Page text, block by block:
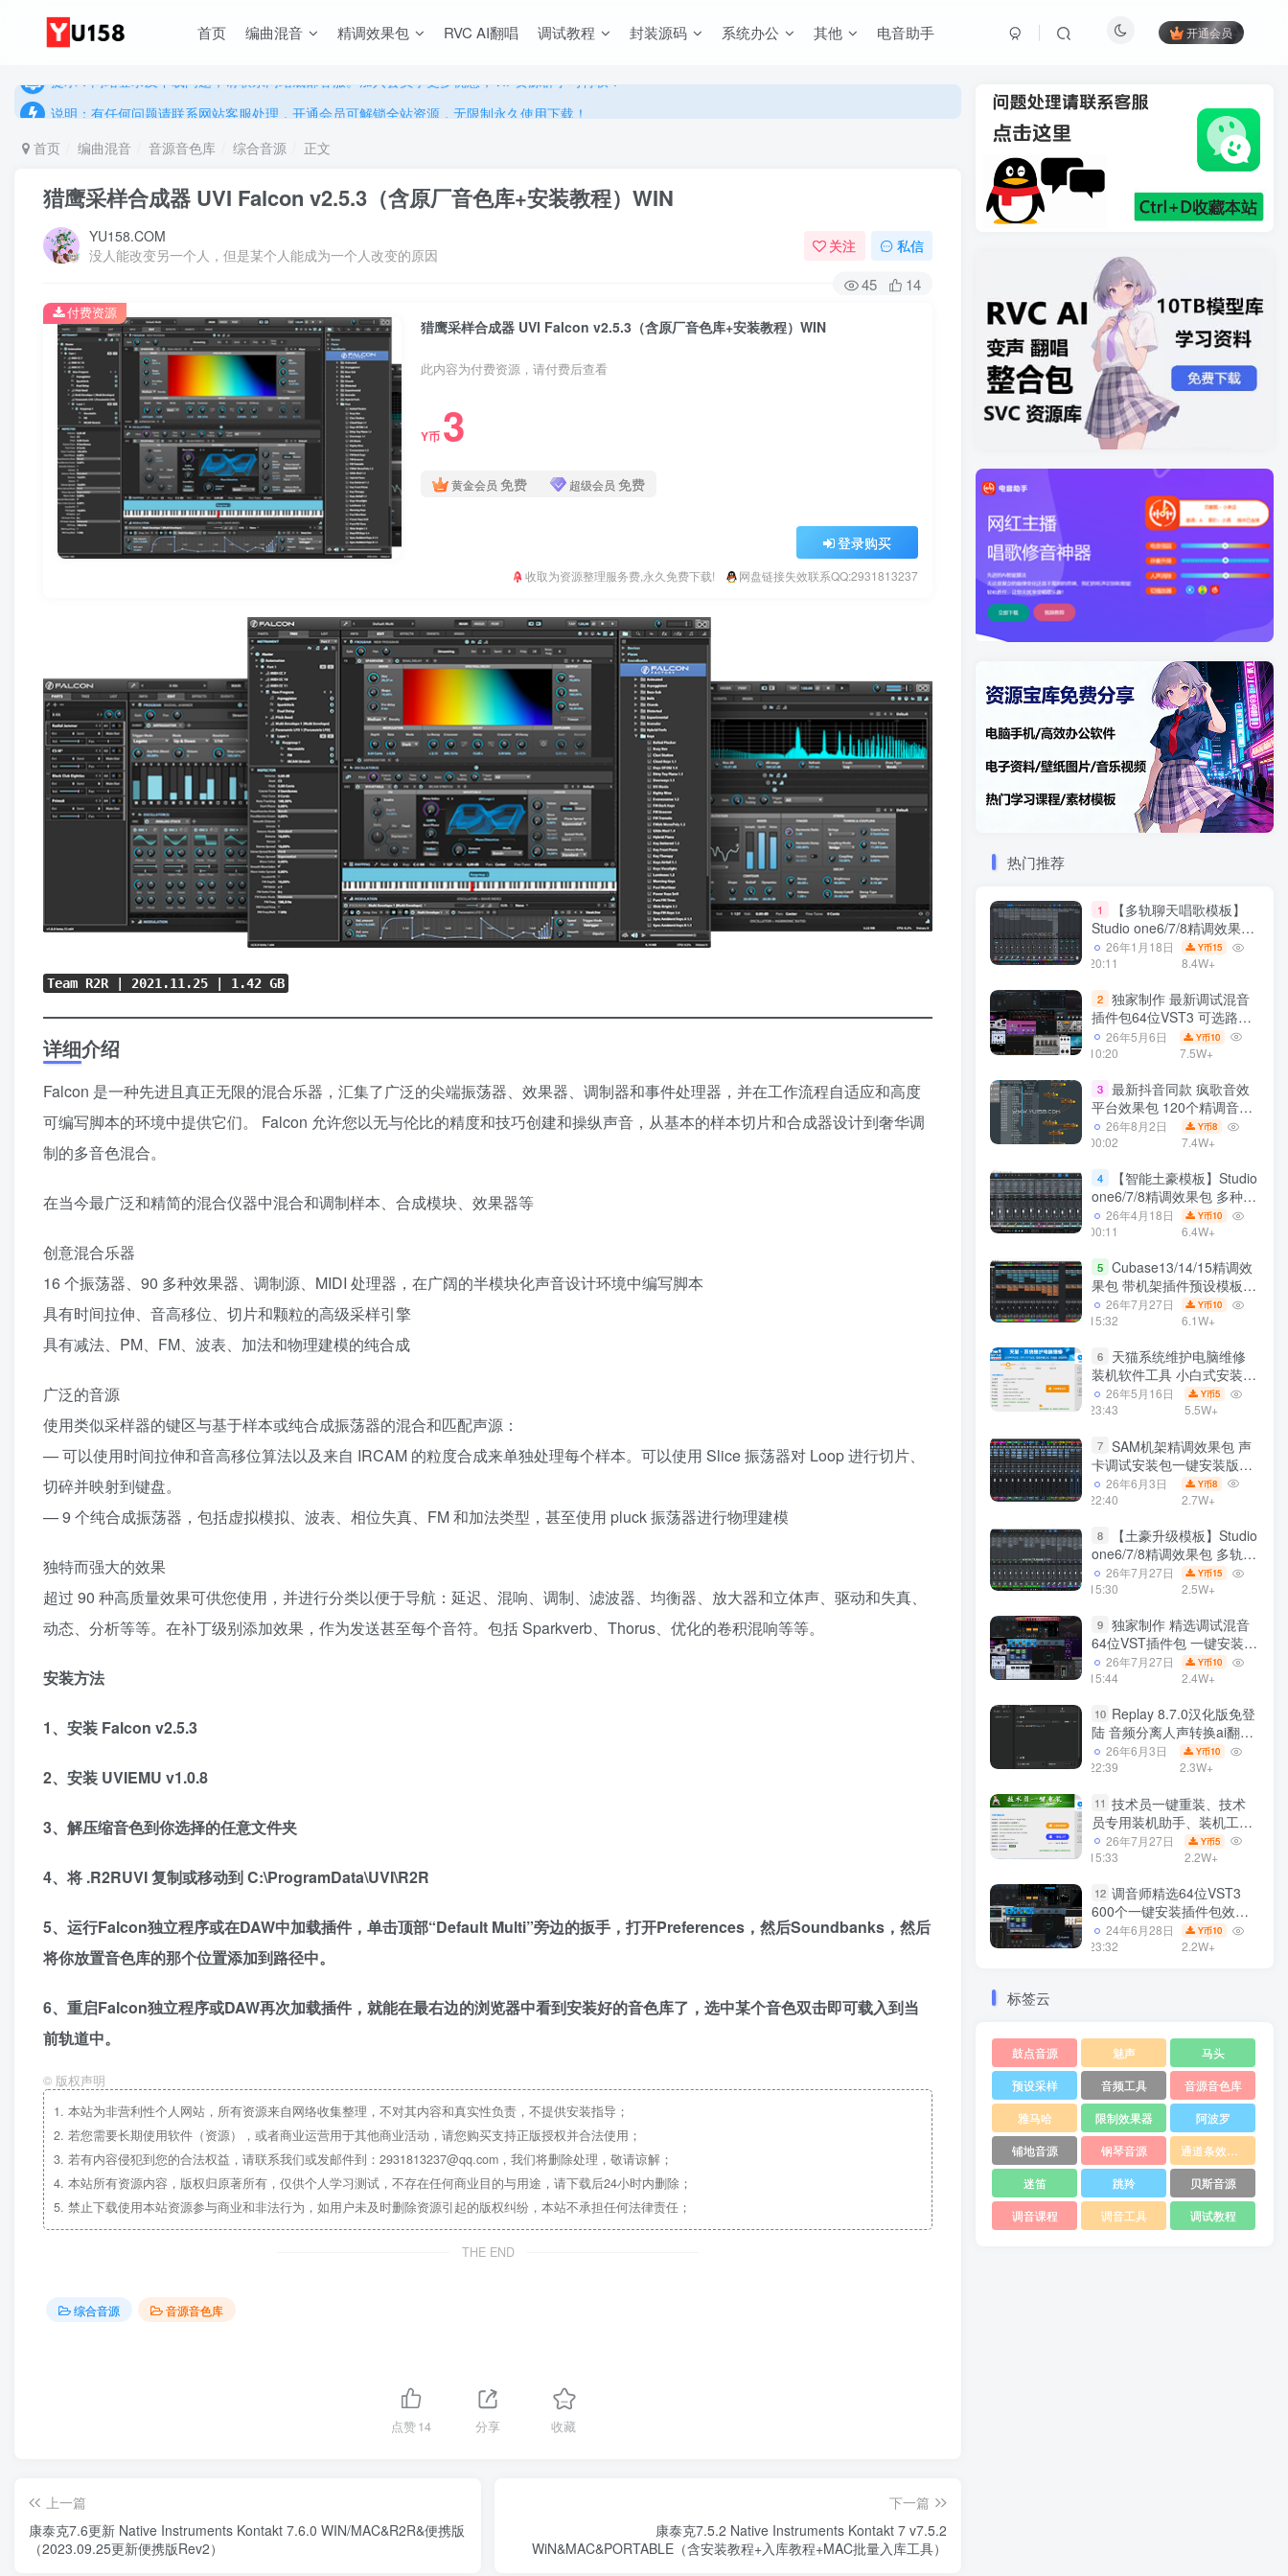
首页 编曲混音 精调效果包 RVC AI翻唱 调试教程 封装源码 系统办公 其他 电音助手 开通会员
说明：有任何问题请联系网站客服处理，开通会员可解锁全站资源，无限制永久使用下载！
首页 编曲混音 音源音色库 综合音源 正文
猎鹰采样合成器 UVI Falcon v2.5.3（含原厂音色库+安装教程）WIN
YU158.COM
没人能改变另一个人，但是某个人能成为一个人改变的原因
关注 私信
45 14
猎鹰采样合成器 UVI Falcon v2.5.3（含原厂音色库+安装教程）WIN
此内容为付费资源，请付费后查看
Y币 3
黄金会员 免费 超级会员 免费
登录购买
收取为资源整理服务费,永久免费下载! 网盘链接失效联系QQ:2931813237
付费资源
Team R2R | 2021.11.25 | 1.42 GB
详细介绍
Falcon 是一种先进且真正无限的混合乐器，汇集了广泛的尖端振荡器、效果器、调制器和事件处理器，并在工作流程自适应和高度
可编写脚本的环境中提供它们。 Falcon 允许您以无与伦比的精度和技巧创建和操纵声音，从基本的样本切片和合成器设计到奢华调
制的多音色混合。
在当今最广泛和精简的混合仪器中混合和调制样本、合成模块、效果器等
创意混合乐器
16 个振荡器、90 多种效果器、调制源、MIDI 处理器，在广阔的半模块化声音设计环境中编写脚本
具有时间拉伸、音高移位、切片和颗粒的高级采样引擎
具有减法、PM、FM、波表、加法和物理建模的纯合成
广泛的音源
使用类似采样器的键区与基于样本或纯合成振荡器的混合和匹配声源：
— 可以使用时间拉伸和音高移位算法以及来自 IRCAM 的粒度合成来单独处理每个样本。可以使用 Slice 振荡器对 Loop 进行切片、
切碎并映射到键盘。
— 9 个纯合成振荡器，包括虚拟模拟、波表、相位失真、FM 和加法类型，甚至使用 pluck 振荡器进行物理建模
独特而强大的效果
超过 90 种高质量效果可供您使用，并进行分类以便于导航：延迟、混响、调制、滤波器、均衡器、放大器和立体声、驱动和失真、
动态、分析等等。在补丁级别添加效果，作为发送甚至每个音符。包括 Sparkverb、Thorus、优化的卷积混响等等。
安装方法
1、安装 Falcon v2.5.3
2、安装 UVIEMU v1.0.8
3、解压缩音色到你选择的任意文件夹
4、将 .R2RUVI 复制或移动到 C:\ProgramData\UVI\R2R
5、运行Falcon独立程序或在DAW中加载插件，单击顶部“Default Multi”旁边的扳手，打开Preferences，然后Soundbanks，然后
将你放置音色库的那个位置添加到路径中。
6、重启Falcon独立程序或DAW再次加载插件，就能在最右边的浏览器中看到安装好的音色库了，选中某个音色双击即可载入到当
前轨道中。
© 版权声明
1. 本站为非营利性个人网站，所有资源来自网络收集整理，不对其内容和真实性负责，不提供安装指导；
2. 若您需要长期使用软件（资源），或者商业运营用于其他商业活动，请您购买支持正版授权并合法使用；
3. 若有内容侵犯到您的合法权益，请联系我们或发邮件到：2931813237@qq.com，我们将删除处理，敬请谅解；
4. 本站所有资源内容，版权归原著所有，仅供个人学习测试，不存在任何商业目的与用途，请下载后24小时内删除；
5. 禁止下载使用本站资源参与商业和非法行为，如用户未及时删除资源引起的版权纠纷，本站不承担任何法律责任；
THE END
综合音源 音源音色库
点赞14 分享 收藏
上一篇
康泰克7.6更新 Native Instruments Kontakt 7.6.0 WIN/MAC&R2R&便携版
（2023.09.25更新便携版Rev2）
下一篇
康泰克7.5.2 Native Instruments Kontakt 7 v7.5.2
WiN&MAC&PORTABLE（含安装教程+入库教程+MAC批量入库工具）
热门推荐
1
【多轨聊天唱歌模板】
Studio one6/7/8精调效果包
多种效果模式 声卡调试好直
播预设模板
26年1月18日
20:11
Y币15
8.4W+
2 独家制作 最新调试混音
插件包64位VST3 可选路径
一键安装550个效果器合集
v3.0 WiN 支持定制
26年5月6日
10:20
Y币10
7.5W+
3 最新抖音同款 疯歌音效
平台效果包 120个精调音效
包+软件自带170个音效
+600个插件 带安装教程全
26年8月2日
00:02
Y币8
7.4W+
4
【智能土豪模板】Studio
one6/7/8精调效果包 多种效
果模式可选 声卡调试好预设
带插件全套文件
26年4月18日
00:11
Y币10
6.4W+
5 Cubase13/14/15精调效
果包 带机架插件预设模板
声卡调试好效果工程文件
26年7月27日
15:32
Y币10
6.1W+
6
天猫系统维护电脑维修
装机软件工具 小白式安装
完全一键安装系统 电脑系统
装机软件 一键重装系统
26年5月16日
23:43
Y币5
5.5W+
7 SAM机架精调效果包 声
卡调试安装包一键安装版模
板 带插件预设效果文件
26年6月3日
22:40
Y币8
2.7W+
8
【土豪升级模板】Studio
one6/7/8精调效果包 多轨道
效果模式可选 声卡调试好预
设模板 带插件全套文件
26年7月27日
15:30
Y币15
2.5W+
9 独家制作 精选调试混音
64位VST插件包 一键安装
600个效果器合集v2.0 WiN
支持定制
26年7月27日
15:44
Y币10
2.4W+
10 Replay 8.7.0汉化版免登
陆 音频分离人声转换ai翻唱
支持50系显卡 一键安装
WiN
26年6月3日
22:39
Y币10
2.3W+
11 技术员一键重装、技术
员专用装机助手、装机工
具、电脑系统装机软件丶一
键安装系统
26年7月27日
15:33
Y币5
2.2W+
12 调音师精选64位VST3
600个一键安装插件包效果
器集合10G WiN
24年6月28日
23:32
Y币10
2.2W+
标签云
鼓点音源 魅声
马头
预设采样
音频工具
音源音色库
雅马哈
限制效果器
阿波罗
铺地音源
钢琴音源
通道条效果器
迷笛
跳羚
贝斯音源
调音课程
调音工具 调试教程